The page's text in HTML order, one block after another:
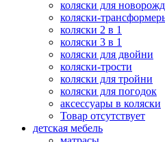
коляски для
коляски-
коляски 2 в 1
коляски 3 в 1
коляски для двойни
коляски-трости
коляски для тройни
коляски для погодок
аксессуары в коляски
Товар отсутствует
детская мебель